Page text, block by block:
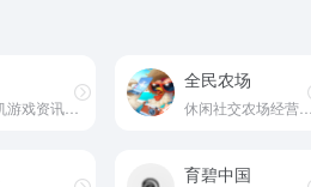
全民农场
休闲社交农场经营游戏
育碧中国